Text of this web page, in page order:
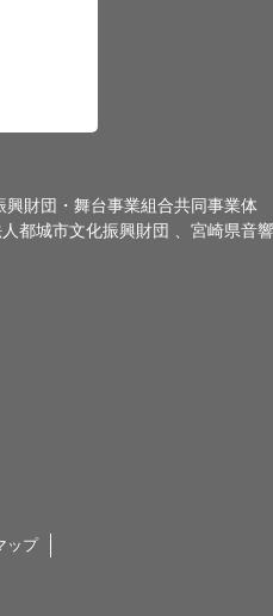
財団・舞台事業組合共同事業体
都城市文化振興財団 、宮崎県音
ップ